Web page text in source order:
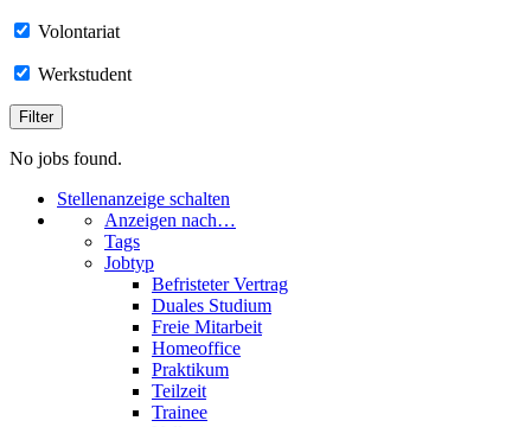
Volontariat
Werkstudent
No jobs found.
Stellenanzeige schalten
Anzeigen nach…
Tags
Jobtyp
Befristeter Vertrag
Duales Studium
Freie Mitarbeit
Homeoffice
Praktikum
Teilzeit
Trainee